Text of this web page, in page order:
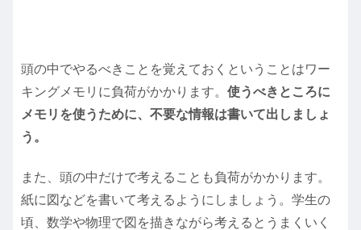
頭の中でやるべきことを覚えておくということはワー
キングメモリに負荷がかかります。 使うべきところに
メモリを使うために、不要な情報は書いて出しましょ
う。
また、頭の中だけで考えることも負荷がかかります。
紙に図などを書いて考えるようにしましょう。学生の
頃、数学や物理で図を描きながら考えるとうまくいく